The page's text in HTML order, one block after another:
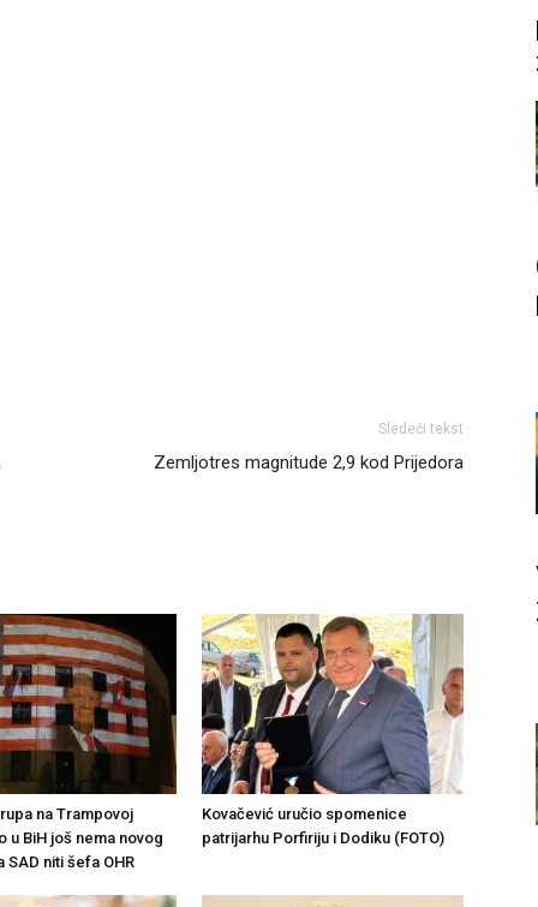
Sledeći tekst
Zemljotres magnitude 2,9 kod Prijedora
na Trampovoj
u BiH još nema novog
SAD niti šefa OHR
Kovačević uručio spomenice
patrijarhu Porfiriju i Dodiku (FOTO)